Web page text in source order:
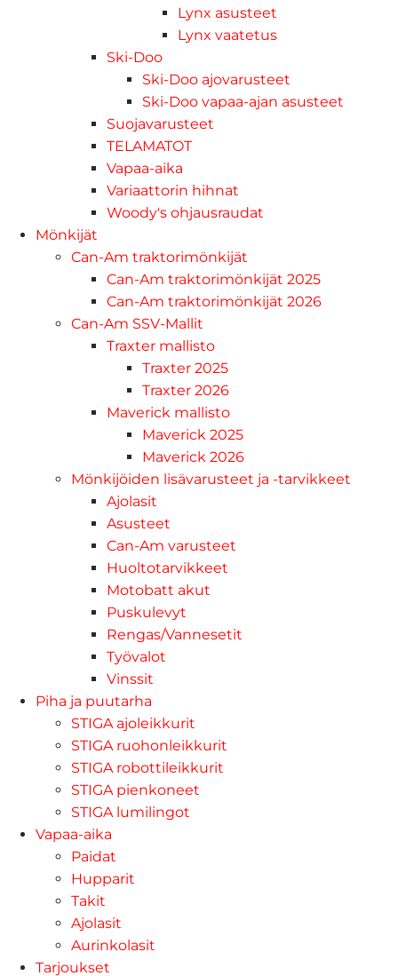
Lynx asusteet
Lynx vaatetus
Ski-Doo
Ski-Doo ajovarusteet
Ski-Doo vapaa-ajan asusteet
Suojavarusteet
TELAMATOT
Vapaa-aika
Variaattorin hihnat
Woody's ohjausraudat
Mönkijät
Can-Am traktorimönkijät
Can-Am traktorimönkijät 2025
Can-Am traktorimönkijät 2026
Can-Am SSV-Mallit
Traxter mallisto
Traxter 2025
Traxter 2026
Maverick mallisto
Maverick 2025
Maverick 2026
Mönkijöiden lisävarusteet ja -tarvikkeet
Ajolasit
Asusteet
Can-Am varusteet
Huoltotarvikkeet
Motobatt akut
Puskulevyt
Rengas/Vannesetit
Työvalot
Vinssit
Piha ja puutarha
STIGA ajoleikkurit
STIGA ruohonleikkurit
STIGA robottileikkurit
STIGA pienkoneet
STIGA lumilingot
Vapaa-aika
Paidat
Hupparit
Takit
Ajolasit
Aurinkolasit
Tarjoukset